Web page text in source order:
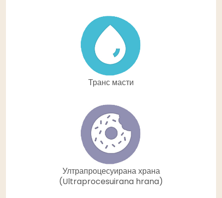
Транс масти
Ултрапроцесуирана храна
(Ultraprocesuirana hrana)